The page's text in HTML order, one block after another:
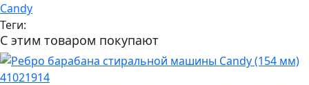
Candy
Теги:
С этим товаром покупают